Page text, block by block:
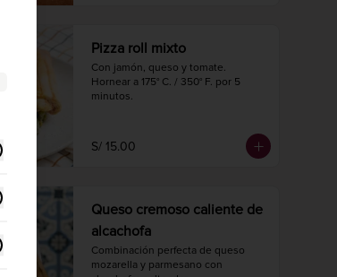
Pizza roll mixto
Con jamón, queso y tomate.
Hornear a 175° C. / 350° F. por 5
minutos.
S/ 15.00
Queso cremoso caliente de
alcachofa
Combinación perfecta de queso
mozarella y parmesano con